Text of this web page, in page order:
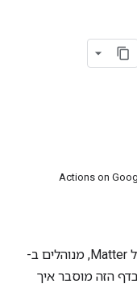
Matter, מנוהלים ב-
הזה מוסבר איך